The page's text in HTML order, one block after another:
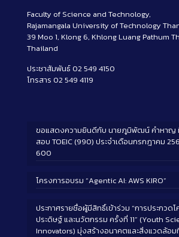
Faculty of Science and Technology,
Rajamangala University of Technology
39 Moo 1, Klong 6, Khlong Luang Pathum
Thailand
ประชาสัมพันธ์ 02 549 4150
โทรสาร 02 549 4119
ขอแสดงความยินดีกับ นายภูมิพัฒน์ คำหาญ
สอบ TOEIC (990) ประจำเดือนกรกฎาคม
600
โครงการอบรม “Agentic AI: AWS KIRO”
ประกาศรายชื่อผู้มีสิทธิ์เข้าร่วม “การประกวด
ประดิษฐ์ และนวัตกรรม ครั้งที่ 11” (Youth
Innovators) มุ่งสร้างอนาคตและสิ่งแวดล้อ